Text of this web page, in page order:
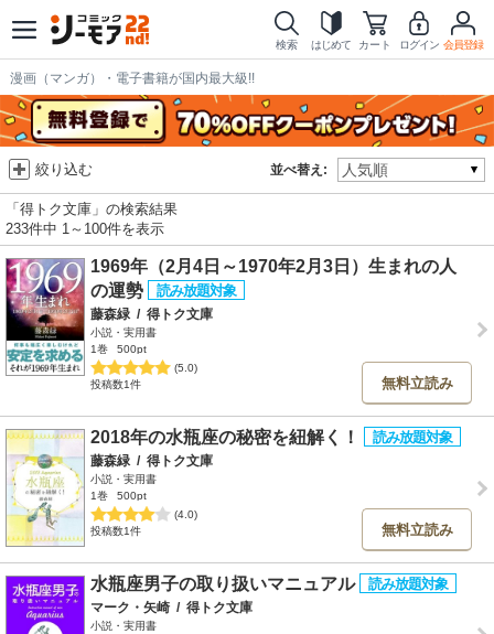
検索 はじめて カート ログイン 会員登録
漫画（マンガ）・電子書籍が国内最大級!!
並べ替え:
絞り込む
「得トク文庫」の検索結果
233件中 1～100件を表示
1969年（2月4日～1970年2月3日）生まれの人
の運勢
藤森緑 / 得トク文庫
小説・実用書
1巻
500pt
(5.0)
投稿数1件
無料立読み
2018年の水瓶座の秘密を紐解く！
藤森緑 / 得トク文庫
小説・実用書
1巻
500pt
(4.0)
投稿数1件
無料立読み
水瓶座男子の取り扱いマニュアル
マーク・矢崎 / 得トク文庫
小説・実用書